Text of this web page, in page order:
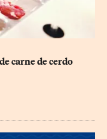
carne de cerdo